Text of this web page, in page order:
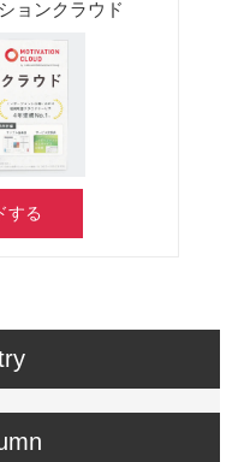
ョンクラウド
する